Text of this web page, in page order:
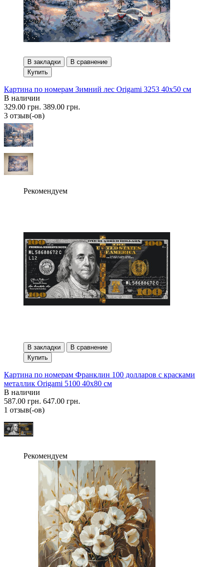
В закладки
В сравнение
Купить
Картина по номерам Зимний лес Origami 3253 40x50 см
В наличии
329.00 грн. 389.00 грн.
3 отзыв(-ов)
Рекомендуем
В закладки
В сравнение
Купить
Картина по номерам Франклин 100 долларов с красками
металлик Origami 5100 40x80 см
В наличии
587.00 грн. 647.00 грн.
1 отзыв(-ов)
Рекомендуем